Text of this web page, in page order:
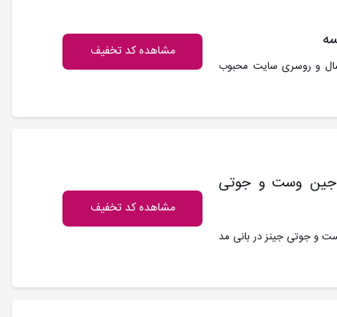
از دسته بندی شال و روسری سایت محبوب
مشاهده کد تخفیف
جین وست و جوتی
برندهای جین وست و جوتی جینز در بانی مد
مشاهده کد تخفیف